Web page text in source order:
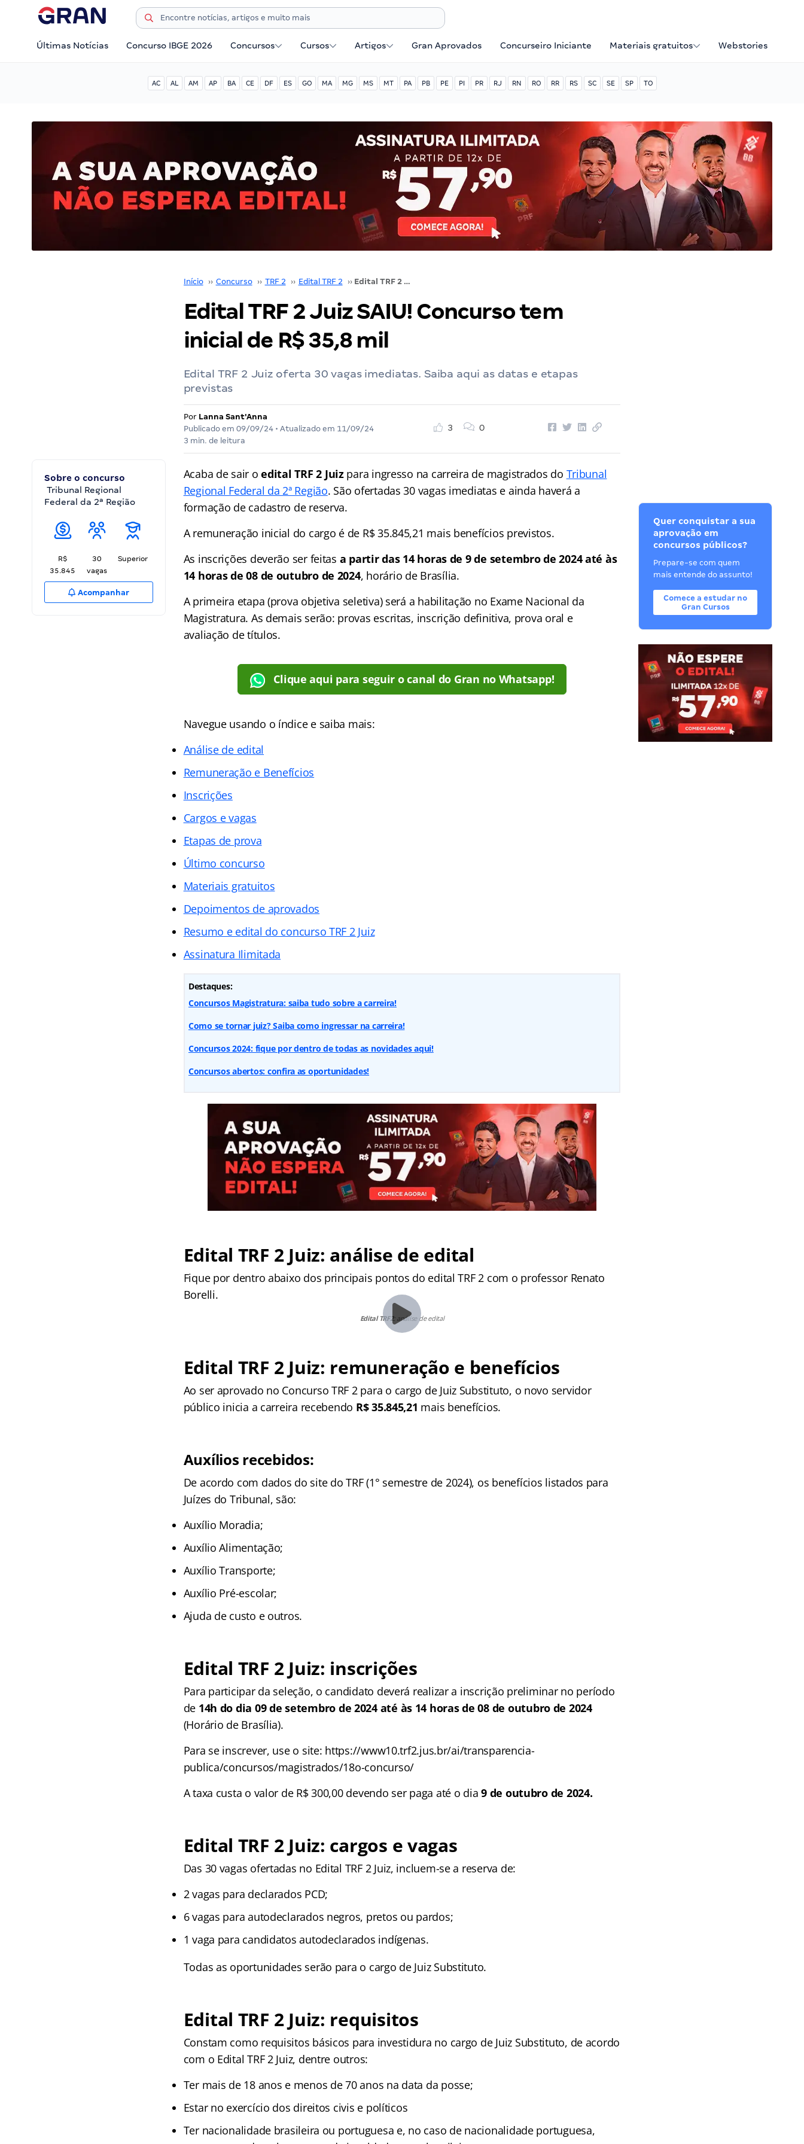
Últimas Notícias Concurso IBGE 2026 Concursos Cursos Artigos Gran Aprovados Concurseiro Iniciante Materiais gratuitos Webstories
AC AL AM AP BA CE DF ES GO MA MG MS MT PA PB PE PI PR RJ RN RO RR RS SC SE SP TO
Início ›› Concurso ›› TRF 2 ›› Edital TRF 2 ›› Edital TRF 2 Juiz SAIU! Concurso tem inicial de R$ 35,8 mil
Edital TRF 2 Juiz SAIU! Concurso tem
inicial de R$ 35,8 mil
Edital TRF 2 Juiz oferta 30 vagas imediatas. Saiba aqui as datas e etapas
previstas
Por Lanna Sant'Anna
Publicado em 09/09/24• Atualizado em 11/09/24
3 min. de leitura
3 0
Sobre o concurso
Tribunal Regional
Federal da 2ª Região
R$
35.845
30
vagas
Superior
Acompanhar
Acaba de sair oedital TRF 2 Juizpara ingresso na carreira de magistrados do Tribunal
Regional Federal da 2ª Região. São ofertadas 30 vagas imediatas e ainda haverá a
formação de cadastro de reserva.
A remuneração inicial do cargo é de R$ 35.845,21 mais benefícios previstos.
As inscrições deverão ser feitas a partir das 14 horas de 9 de setembro de 2024 até às
14 horas de 08 de outubro de 2024, horário de Brasília.
A primeira etapa (prova objetiva seletiva) será a habilitação no Exame Nacional da
Magistratura. As demais serão: provas escritas, inscrição definitiva, prova oral e
avaliação de títulos.
Clique aqui para seguir o canal do Gran no Whatsapp!
Navegue usando o índice e saiba mais:
Análise de edital
Remuneração e Benefícios
Inscrições
Cargos e vagas
Etapas de prova
Último concurso
Materiais gratuitos
Depoimentos de aprovados
Resumo e edital do concurso TRF 2 Juiz
Assinatura Ilimitada
Destaques:
Concursos Magistratura: saiba tudo sobre a carreira!
Como se tornar juiz? Saiba como ingressar na carreira!
Concursos 2024: fique por dentro de todas as novidades aqui!
Concursos abertos: confira as oportunidades!
Edital TRF 2 Juiz: análise de edital
Fique por dentro abaixo dos principais pontos do edital TRF 2 com o professor Renato
Borelli.
Edital TRF2: análise de edital
Edital TRF 2 Juiz: remuneração e benefícios
Ao ser aprovado no Concurso TRF 2 para o cargo de Juiz Substituto, o novo servidor
público inicia a carreira recebendo R$ 35.845,21 mais benefícios.
Auxílios recebidos:
De acordo com dados do site do TRF (1° semestre de 2024), os benefícios listados para
Juízes do Tribunal, são:
Auxílio Moradia;
Auxílio Alimentação;
Auxílio Transporte;
Auxílio Pré-escolar;
Ajuda de custo e outros.
Edital TRF 2 Juiz: inscrições
Para participar da seleção, o candidato deverá realizar a inscrição preliminar no período
de 14h do dia 09 de setembro de 2024 até às 14 horas de 08 de outubro de 2024
(Horário de Brasília).
Para se inscrever, use o site: https://www10.trf2.jus.br/ai/transparencia-
publica/concursos/magistrados/18o-concurso/
A taxa custa o valor de R$ 300,00 devendo ser paga até o dia9 de outubro de 2024.
Edital TRF 2 Juiz: cargos e vagas
Das 30 vagas ofertadas no Edital TRF 2 Juiz, incluem-se a reserva de:
2 vagas para declarados PCD;
6 vagas para autodeclarados negros, pretos ou pardos;
1 vaga para candidatos autodeclarados indígenas.
Todas as oportunidades serão para o cargo de Juiz Substituto.
Edital TRF 2 Juiz: requisitos
Constam como requisitos básicos para investidura no cargo de Juiz Substituto, de acordo
com o Edital TRF 2 Juiz, dentre outros:
Ter mais de 18 anos e menos de 70 anos na data da posse;
Estar no exercício dos direitos civis e políticos
Ter nacionalidade brasileira ou portuguesa e, no caso de nacionalidade portuguesa,
Quer conquistar a sua
aprovação em
concursos públicos?
Prepare-se com quem
mais entende do assunto!
Comece a estudar no
Gran Cursos